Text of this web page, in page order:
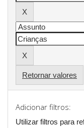
Retornar valores
Adicionar filtros:
Utilizar filtros para